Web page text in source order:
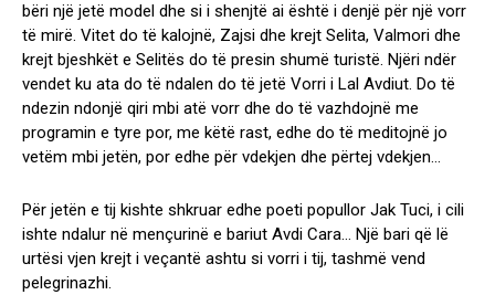
bëri një jetë model dhe si i shenjtë ai është i denjë për një vorr
të mirë. Vitet do të kalojnë, Zajsi dhe krejt Selita, Valmori dhe
krejt bjeshkët e Selitës do të presin shumë turistë. Njëri ndër
vendet ku ata do të ndalen do të jetë Vorri i Lal Avdiut. Do të
ndezin ndonjë qiri mbi atë vorr dhe do të vazhdojnë me
programin e tyre por, me këtë rast, edhe do të meditojnë jo
vetëm mbi jetën, por edhe për vdekjen dhe përtej vdekjen…
Për jetën e tij kishte shkruar edhe poeti popullor Jak Tuci, i cili
ishte ndalur në mençurinë e bariut Avdi Cara… Një bari që lë
urtësi vjen krejt i veçantë ashtu si vorri i tij, tashmë vend
pelegrinazhi.